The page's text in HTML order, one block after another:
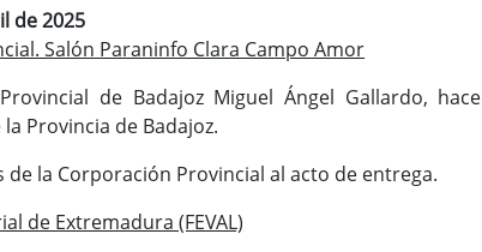
de 2025
Salón Paraninfo Clara Campo Amor
de Badajoz Miguel Ángel Gallardo, hace
Provincia de Badajoz.
la Corporación Provincial al acto de entrega.
de Extremadura (FEVAL)